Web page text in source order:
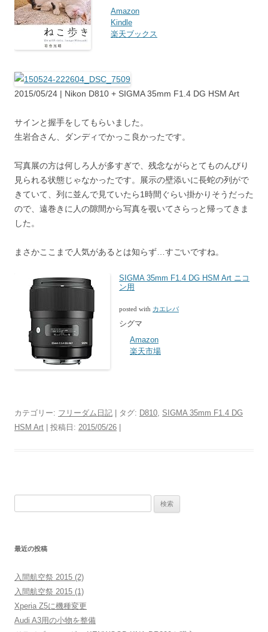
Amazon
Kindle
楽天ブックス
2015/05/24 | Nikon D810 + SIGMA 35mm F1.4 DG HSM Art
サインと握手をしてもらいました。
生岩合さん、ダンディでかっこ良かったです。
写真展の方は何しろ人が多すぎで、残念ながらとてものんびり
見られる状態じゃなかったです。展示の壁添いに長蛇の列がで
きていて、列に並んで見ていたら1時間ぐらい掛かりそうだった
ので、遠巻きに人の隙間から写真を覗いてさらっと帰ってきま
した。
まさかここまで人気があるとは知らず…すごいですね。
SIGMA 35mm F1.4 DG HSM Art ニコ
ン用
posted with カエレバ
シグマ
Amazon
楽天市場
カテゴリー: フリーダム日記 | タグ: D810, SIGMA 35mm F1.4 DG
HSM Art | 投稿日: 2015/05/26
最近の投稿
入間航空祭 2015 (2)
入間航空祭 2015 (1)
Xperia Z5に機種変更
Audi A3用の小物を整備